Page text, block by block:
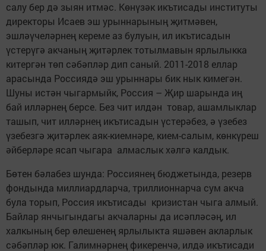
салу бер дә зыян итмәс. Көнүзәк икътисады институты
директоры Исаев эш урыннарының җитмәвен,
эшләүчеләрнең кереме аз булуын, ил икътисадын
үстерүгә акчаның җитәрлек тотылмавын ярлылыкка
китергән төп сәбәпләр дип саный. 2011-2018 еллар
арасында Россиядә эш урыннары бик нык кимегән.
Шуны истән чыгармыйк, Россия – Җир шарында иң
бай илләрнең берсе. Без чит илдән товар, ашамлыклар
ташып, чит илләрнең икътисадын үстерәбез, ә үзебез
үзебезгә җитәрлек аяк-киемнәре, кием-салым, көнкүреш
әйберләре ясап чыгара алмаслык хәлгә калдык.
Бөтен бәлабез шунда: Россиянең бюджетында, резерв
фондында миллиардларча, триллионнарча сум акча
була торып, Россия икътисады кризистан чыга алмый.
Байлар янчыгындагы акчаларны да исәпләсәң, ил
халкының бер өлешенең ярлылыкта яшәвен акларлык
сәбәпләр юк. Галимнәрнең фикеренчә, илдә икътисади